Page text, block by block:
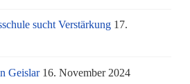
sucht Verstärkung 17.
Geislar 16. November 2024